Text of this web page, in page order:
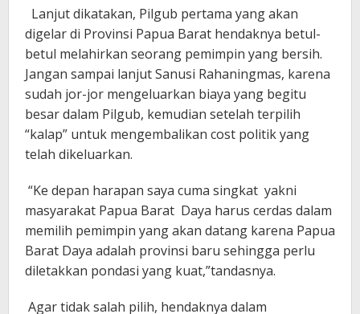
Lanjut dikatakan, Pilgub pertama yang akan
digelar di Provinsi Papua Barat hendaknya betul-
betul melahirkan seorang pemimpin yang bersih.
Jangan sampai lanjut Sanusi Rahaningmas, karena
sudah jor-jor mengeluarkan biaya yang begitu
besar dalam Pilgub, kemudian setelah terpilih
“kalap” untuk mengembalikan cost politik yang
telah dikeluarkan.
“Ke depan harapan saya cuma singkat yakni
masyarakat Papua Barat Daya harus cerdas dalam
memilih pemimpin yang akan datang karena Papua
Barat Daya adalah provinsi baru sehingga perlu
diletakkan pondasi yang kuat,”tandasnya.
Agar tidak salah pilih, hendaknya dalam